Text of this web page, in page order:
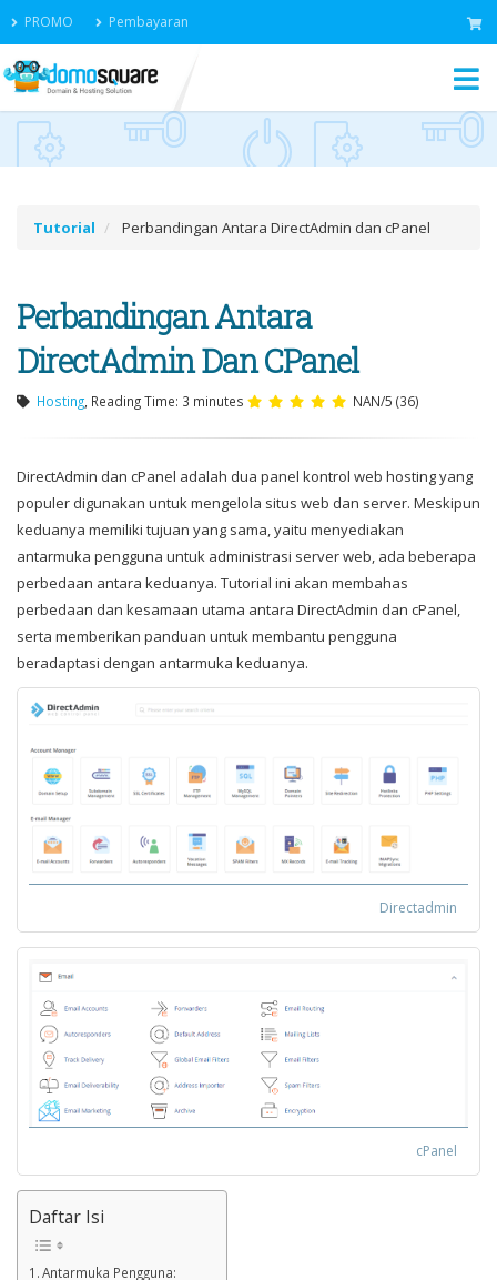
PROMO Pembayaran
Tutorial Perbandingan Antara DirectAdmin dan cPanel
Perbandingan Antara
DirectAdmin Dan CPanel
Hosting , Reading Time: 3 minutes NAN/5 (36)
DirectAdmin dan cPanel adalah dua panel kontrol web hosting yang
populer digunakan untuk mengelola situs web dan server. Meskipun
keduanya memiliki tujuan yang sama, yaitu menyediakan
antarmuka pengguna untuk administrasi server web, ada beberapa
perbedaan antara keduanya. Tutorial ini akan membahas
perbedaan dan kesamaan utama antara DirectAdmin dan cPanel,
serta memberikan panduan untuk membantu pengguna
beradaptasi dengan antarmuka keduanya.
Directadmin
cPanel
Daftar Isi
Antarmuka Pengguna: